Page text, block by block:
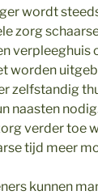
wordt
zorg
verpleeghuis
worden
zelfstandig
naasten
verder toe
tijd meer
kunnen